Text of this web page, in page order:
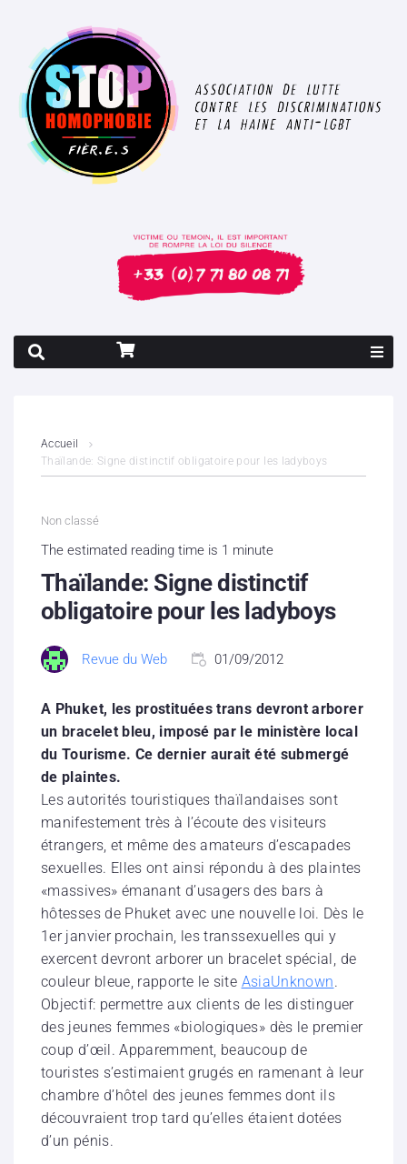
Contenus litigieux
Nous soutenir
Boutique
Partenaires
Contacts
Hébergement solidaire
Accueil
Thaïlande: Signe distinctif obligatoire pour les ladyboys
Non classé
The estimated reading time is 1 minute
Thaïlande: Signe distinctif
obligatoire pour les ladyboys
Revue du Web 01/09/2012
A Phuket, les prostituées trans devront arborer
un bracelet bleu, imposé par le ministère local
du Tourisme. Ce dernier aurait été submergé
de plaintes.
Les autorités touristiques thaïlandaises sont
manifestement très à l’écoute des visiteurs
étrangers, et même des amateurs d’escapades
sexuelles. Elles ont ainsi répondu à des plaintes
«massives» émanant d’usagers des bars à
hôtesses de Phuket avec une nouvelle loi. Dès le
1er janvier prochain, les transsexuelles qui y
exercent devront arborer un bracelet spécial, de
couleur bleue, rapporte le site AsiaUnknown.
Objectif: permettre aux clients de les distinguer
des jeunes femmes «biologiques» dès le premier
coup d’œil. Apparemment, beaucoup de
touristes s’estimaient grugés en ramenant à leur
chambre d’hôtel des jeunes femmes dont ils
découvraient trop tard qu’elles étaient dotées
d’un pénis.